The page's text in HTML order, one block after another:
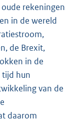
rekeningen
in de wereld
de Brexit,
in de
tijd hun
van de
daarom